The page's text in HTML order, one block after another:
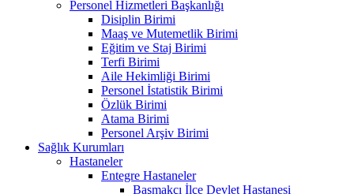
Personel Hizmetleri Başkanlığı
Disiplin Birimi
Maaş ve Mutemetlik Birimi
Eğitim ve Staj Birimi
Terfi Birimi
Aile Hekimliği Birimi
Personel İstatistik Birimi
Özlük Birimi
Atama Birimi
Personel Arşiv Birimi
Sağlık Kurumları
Hastaneler
Entegre Hastaneler
Başmakçı İlçe Devlet Hastanesi